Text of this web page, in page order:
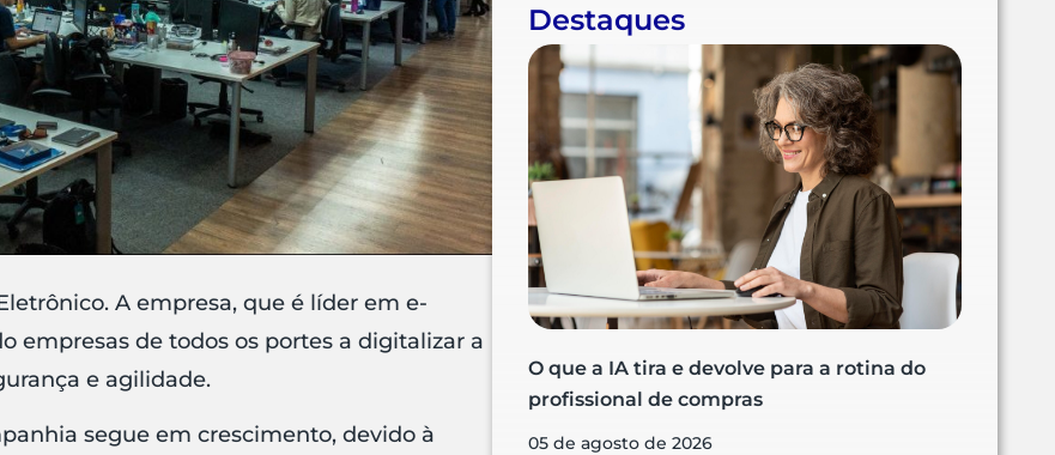
A empresa, que é líder em e-
empresas de todos os portes a digitalizar a
e agilidade.
segue em crescimento, devido à
Destaques
O que a IA tira e devolve para a rotina do
profissional de compras
05 de agosto de 2026